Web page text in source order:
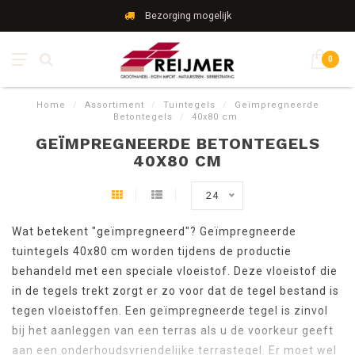
Bezorging mogelijk
0
Home / Assortiment / Tuintegels /
Geïmpregneerde
Betontegels
/ 40x80 cm
GEÏMPREGNEERDE BETONTEGELS
40X80 CM
24
Wat betekent "geïmpregneerd"? Geïmpregneerde
tuintegels 40x80 cm worden tijdens de productie
behandeld met een speciale vloeistof. Deze vloeistof die
in de tegels trekt zorgt er zo voor dat de tegel bestand is
tegen vloeistoffen. Een geïmpregneerde tegel is zinvol
bij het aanleggen van een terras als u de voorkeur geeft
aan een onderhoudsvriendelijke terrastegel. Er moet wel